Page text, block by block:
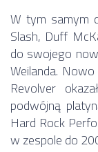
W tym samym
Slash, Duff
do swojego
Weilanda.
Revolver
podwójną
Hard Rock
w zespole do